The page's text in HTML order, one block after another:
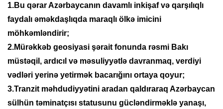
1.Bu qərar Azərbaycanın davamlı inkişaf və qarşılıqlı
faydalı əməkdaşlıqda maraqlı ölkə imicini
möhkəmləndirir;
2.Mürəkkəb geosiyasi şərait fonunda rəsmi Bakı
müstəqil, ardıcıl və məsuliyyətlə davranmaq, verdiyi
vədləri yerinə yetirmək bacarığını ortaya qoyur;
3.Tranzit məhdudiyyətini aradan qaldıraraq Azərbaycan
sülhün təminatçısı statusunu gücləndirməklə yanaşı,